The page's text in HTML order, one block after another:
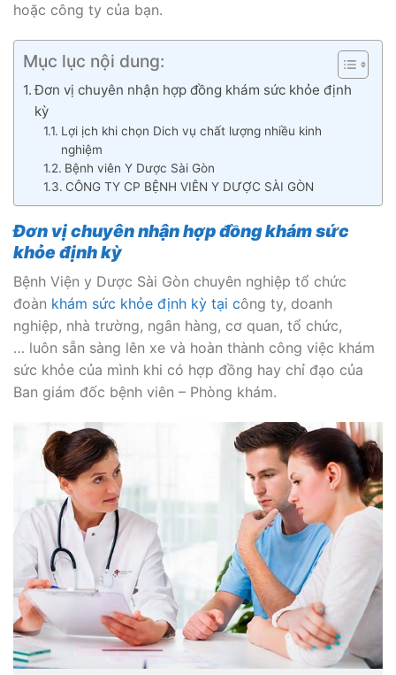
hoặc công ty của bạn.
Mục lục nội dung:
Đơn vị chuyên nhận hợp đồng khám sức khỏe định
kỳ
Lợi ịch khi chọn Dich vụ chất lượng nhiều kinh
nghiệm
Bệnh viên Y Dược Sài Gòn
CÔNG TY CP BỆNH VIÊN Y DƯỢC SÀI GÒN
Đơn vị chuyên nhận hợp đồng khám sức
khỏe định kỳ
Bệnh Viện y Dược Sài Gòn chuyên nghiệp tổ chức
đoàn khám sức khỏe định kỳ tại công ty, doanh
nghiệp, nhà trường, ngân hàng, cơ quan, tổ chức,
… luôn sẵn sàng lên xe và hoàn thành công việc khám
sức khỏe của mình khi có hợp đồng hay chỉ đạo của
Ban giám đốc bệnh viên – Phòng khám.